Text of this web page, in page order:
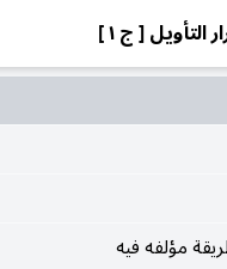
التأويل [ ج ١ ]
مؤلفه فيه